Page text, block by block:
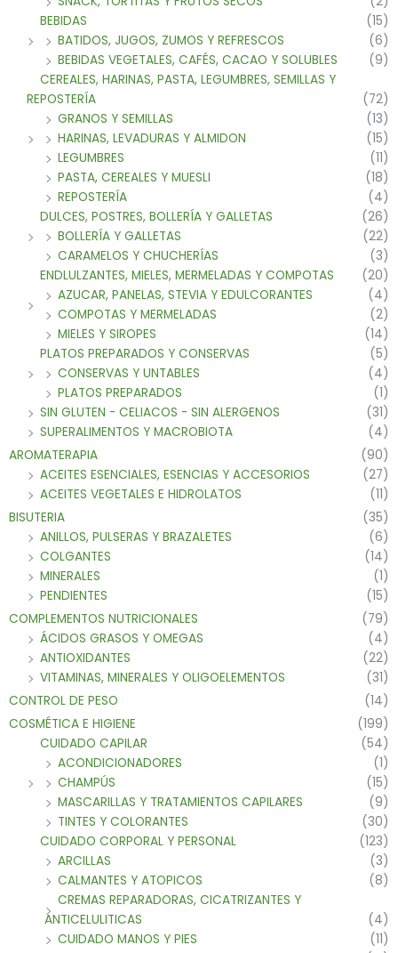
BEBIDAS
(15)
BATIDOS, JUGOS, ZUMOS Y REFRESCOS
(6)
BEBIDAS VEGETALES, CAFÉS, CACAO Y SOLUBLES
(9)
CEREALES, HARINAS, PASTA, LEGUMBRES, SEMILLAS Y
REPOSTERÍA
(72)
GRANOS Y SEMILLAS
(13)
HARINAS, LEVADURAS Y ALMIDON
(15)
LEGUMBRES
(11)
PASTA, CEREALES Y MUESLI
(18)
REPOSTERÍA
(4)
DULCES, POSTRES, BOLLERÍA Y GALLETAS
(26)
BOLLERÍA Y GALLETAS
(22)
CARAMELOS Y CHUCHERÍAS
(3)
ENDLULZANTES, MIELES, MERMELADAS Y COMPOTAS
(20)
AZUCAR, PANELAS, STEVIA Y EDULCORANTES
(4)
COMPOTAS Y MERMELADAS
(2)
MIELES Y SIROPES
(14)
PLATOS PREPARADOS Y CONSERVAS
(5)
CONSERVAS Y UNTABLES
(4)
PLATOS PREPARADOS
(1)
SIN GLUTEN - CELIACOS - SIN ALERGENOS
(31)
SUPERALIMENTOS Y MACROBIOTA
(4)
AROMATERAPIA
(90)
ACEITES ESENCIALES, ESENCIAS Y ACCESORIOS
(27)
ACEITES VEGETALES E HIDROLATOS
(11)
BISUTERIA
(35)
ANILLOS, PULSERAS Y BRAZALETES
(6)
COLGANTES
(14)
MINERALES
(1)
PENDIENTES
(15)
COMPLEMENTOS NUTRICIONALES
(79)
ÁCIDOS GRASOS Y OMEGAS
(4)
ANTIOXIDANTES
(22)
VITAMINAS, MINERALES Y OLIGOELEMENTOS
(31)
CONTROL DE PESO
(14)
COSMÉTICA E HIGIENE
(199)
CUIDADO CAPILAR
(54)
ACONDICIONADORES
(1)
CHAMPÚS
(15)
MASCARILLAS Y TRATAMIENTOS CAPILARES
(9)
TINTES Y COLORANTES
(30)
CUIDADO CORPORAL Y PERSONAL
(123)
ARCILLAS
(3)
CALMANTES Y ATOPICOS
(8)
CREMAS REPARADORAS, CICATRIZANTES Y
ANTICELULITICAS
(4)
CUIDADO MANOS Y PIES
(11)